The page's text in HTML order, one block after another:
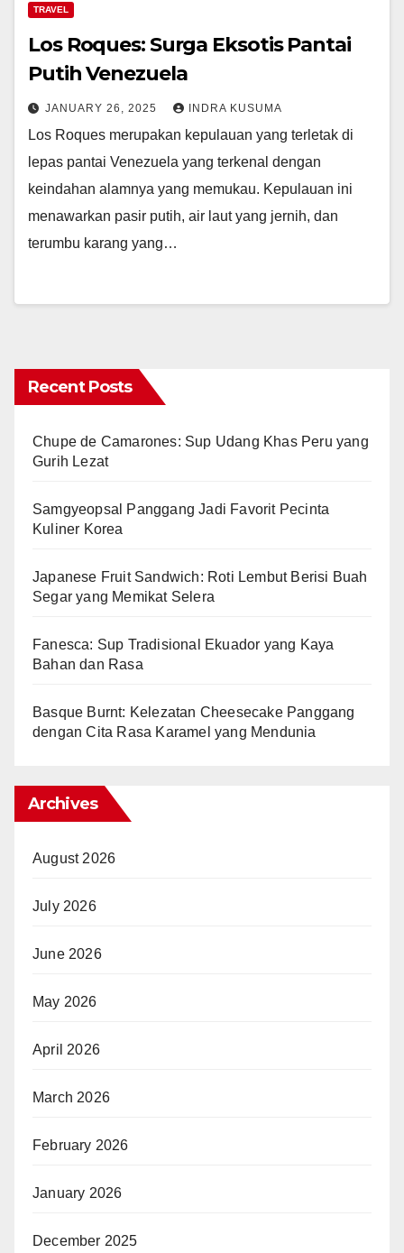
TRAVEL
Los Roques: Surga Eksotis Pantai
Putih Venezuela
JANUARY 26, 2025 INDRA KUSUMA
Los Roques merupakan kepulauan yang terletak di
lepas pantai Venezuela yang terkenal dengan
keindahan alamnya yang memukau. Kepulauan ini
menawarkan pasir putih, air laut yang jernih, dan
terumbu karang yang…
Recent Posts
Chupe de Camarones: Sup Udang Khas Peru yang
Gurih Lezat
Samgyeopsal Panggang Jadi Favorit Pecinta
Kuliner Korea
Japanese Fruit Sandwich: Roti Lembut Berisi Buah
Segar yang Memikat Selera
Fanesca: Sup Tradisional Ekuador yang Kaya
Bahan dan Rasa
Basque Burnt: Kelezatan Cheesecake Panggang
dengan Cita Rasa Karamel yang Mendunia
Archives
August 2026
July 2026
June 2026
May 2026
April 2026
March 2026
February 2026
January 2026
December 2025